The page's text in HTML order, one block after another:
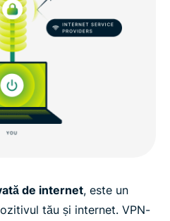
de internet, este un
tău și internet. VPN-